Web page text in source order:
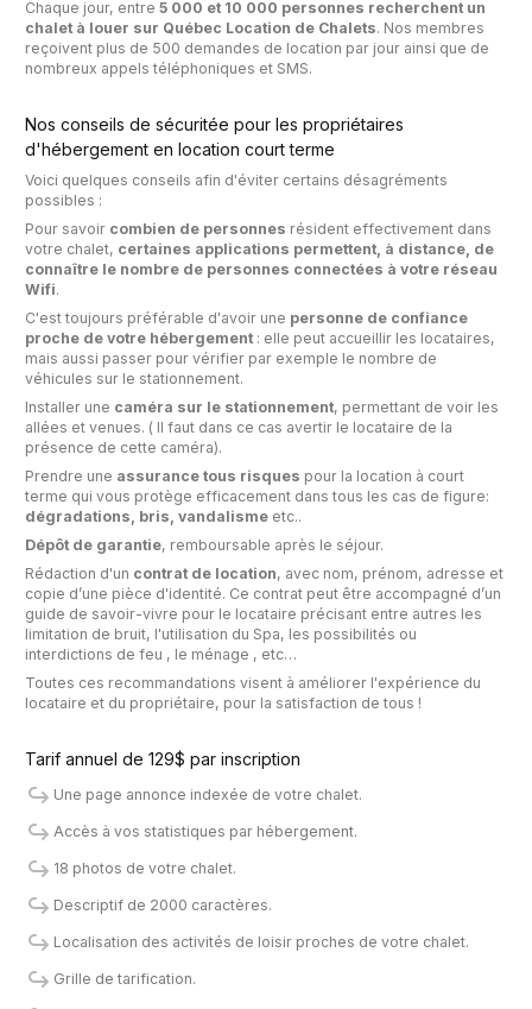
Chaque jour, entre 5 000 et 10 000 personnes recherchent un
chalet à louer sur Québec Location de Chalets. Nos membres
reçoivent plus de 500 demandes de location par jour ainsi que de
nombreux appels téléphoniques et SMS.
Nos conseils de sécuritée pour les propriétaires
d'hébergement en location court terme
Voici quelques conseils afin d'éviter certains désagréments
possibles :
Pour savoir combien de personnes résident effectivement dans
votre chalet, certaines applications permettent, à distance, de
connaître le nombre de personnes connectées à votre réseau
Wifi.
C'est toujours préférable d'avoir une personne de confiance
proche de votre hébergement : elle peut accueillir les locataires,
mais aussi passer pour vérifier par exemple le nombre de
véhicules sur le stationnement.
Installer une caméra sur le stationnement, permettant de voir les
allées et venues. ( Il faut dans ce cas avertir le locataire de la
présence de cette caméra).
Prendre une assurance tous risques pour la location à court
terme qui vous protège efficacement dans tous les cas de figure:
dégradations, bris, vandalisme etc..
Dépôt de garantie, remboursable après le séjour.
Rédaction d'un contrat de location, avec nom, prénom, adresse et
copie d’une pièce d'identité. Ce contrat peut être accompagné d’un
guide de savoir-vivre pour le locataire précisant entre autres les
limitation de bruit, l'utilisation du Spa, les possibilités ou
interdictions de feu , le ménage , etc…
Toutes ces recommandations visent à améliorer l'expérience du
locataire et du propriétaire, pour la satisfaction de tous !
Tarif annuel de 129$ par inscription
Une page annonce indexée de votre chalet.
Accès à vos statistiques par hébergement.
18 photos de votre chalet.
Descriptif de 2000 caractères.
Localisation des activités de loisir proches de votre chalet.
Grille de tarification.